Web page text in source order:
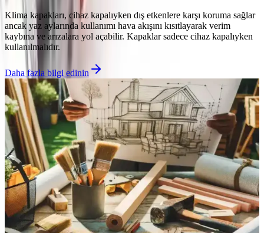
Klima kapakları, cihaz kapalıyken dış etkenlere karşı koruma sağlar
ancak yaz aylarında kullanımı hava akışını kısıtlayarak verim
kaybına ve arızalara yol açabilir. Kapaklar sadece cihaz kapalıyken
kullanılmalıdır.
Daha fazla bilgi edinin